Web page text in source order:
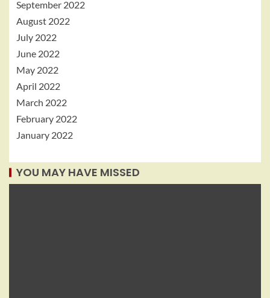
September 2022
August 2022
July 2022
June 2022
May 2022
April 2022
March 2022
February 2022
January 2022
YOU MAY HAVE MISSED